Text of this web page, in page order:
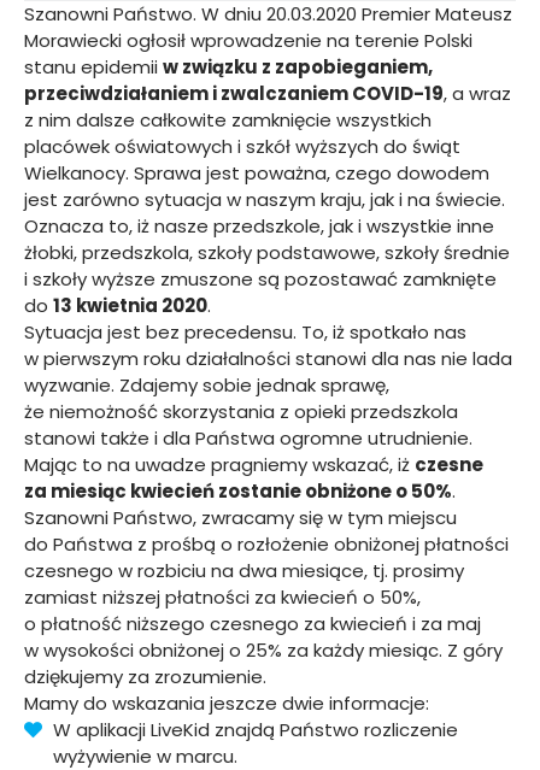
Szanowni Państwo. W dniu 20.03.2020 Premier Mateusz
Morawiecki ogłosił wprowadzenie na terenie Polski
stanu epidemiiw związku z zapobieganiem,
przeciwdziałaniem i zwalczaniem COVID-19, a wraz
z nim dalsze całkowite zamknięcie wszystkich
placówek oświatowych i szkół wyższych do świąt
Wielkanocy. Sprawa jest poważna, czego dowodem
jest zarówno sytuacja w naszym kraju, jak i na świecie.
Oznacza to, iż nasze przedszkole, jak i wszystkie inne
żłobki, przedszkola, szkoły podstawowe, szkoły średnie
i szkoły wyższe zmuszone są pozostawać zamknięte
do 13 kwietnia 2020.
Sytuacja jest bez precedensu. To, iż spotkało nas
w pierwszym roku działalności stanowi dla nas nie lada
wyzwanie. Zdajemy sobie jednak sprawę,
że niemożność skorzystania z opieki przedszkola
stanowi także i dla Państwa ogromne utrudnienie.
Mając to na uwadze pragniemy wskazać, iż czesne
za miesiąc kwiecień zostanie obniżone o 50%.
Szanowni Państwo, zwracamy się w tym miejscu
do Państwa z prośbą o rozłożenie obniżonej płatności
czesnego w rozbiciu na dwa miesiące, tj. prosimy
zamiast niższej płatności za kwiecień o 50%,
o płatność niższego czesnego za kwiecień i za maj
w wysokości obniżonej o 25% za każdy miesiąc. Z góry
dziękujemy za zrozumienie.
Mamy do wskazania jeszcze dwie informacje:
W aplikacji LiveKid znajdą Państwo rozliczenie
wyżywienie w marcu.